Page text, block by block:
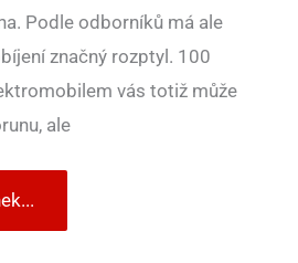
Podle odborníků má ale
značný rozptyl. 100
vás totiž může
ale